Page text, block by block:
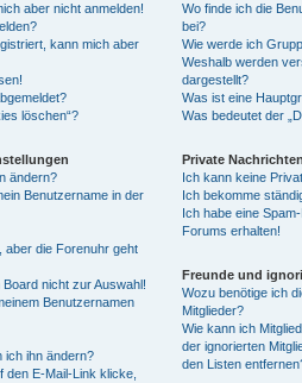
aber nicht anmelden!
kann mich aber
löschen“?
ändern?
Benutzername in der
aber die Forenuhr geht
nicht zur Auswahl!
Benutzernamen
ich ihn ändern?
den E-Mail-Link klicke,
Wo finde ich die
bei?
Wie werde ich
Weshalb werden
dargestellt?
Was ist eine
Was bedeutet der
Private
Ich kann keine
Ich bekomme
Ich habe eine
Forums erhalten!
Freunde und
Wozu benötige ich
Mitglieder?
Wie kann ich
der ignorierten
den Listen